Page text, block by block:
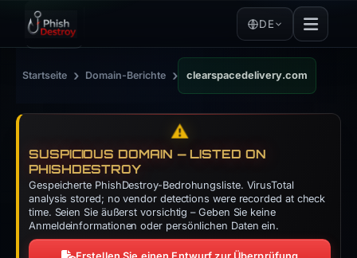
DE
Startseite › Domain-Berichte › clearspacedelivery.com
⚠️
SUSPICIOUS DOMAIN — LISTED ON
PHISHDESTROY
Gespeicherte PhishDestroy-Bedrohungsliste. VirusTotal
analysis stored; no vendor detections were recorded at check
time. Seien Sie äußerst vorsichtig – Geben Sie keine
Anmeldeinformationen oder persönlichen Daten ein.